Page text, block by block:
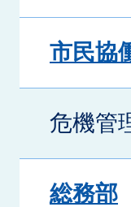
市民協
危機管
総務部